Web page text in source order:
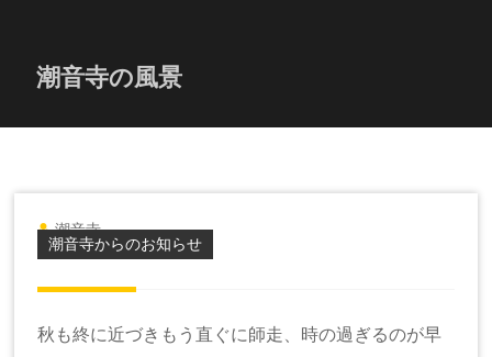
潮音寺の風景
潮音寺からのお知らせ
潮音寺
秋も終に近づきもう直ぐに師走、時の過ぎるのが早